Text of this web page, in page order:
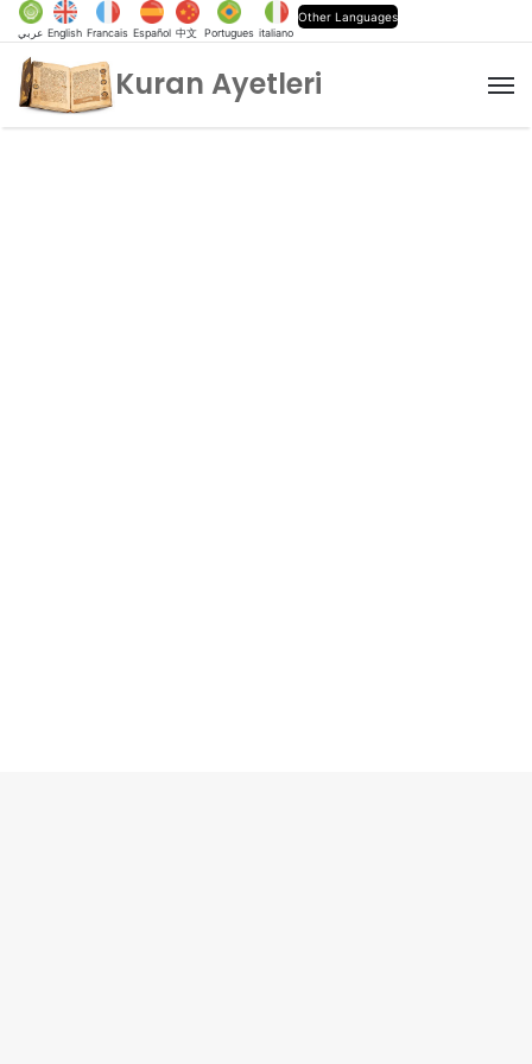
عربي English Francais Español 中文 Portugues italiano
Other Languages
Kuran Ayetleri